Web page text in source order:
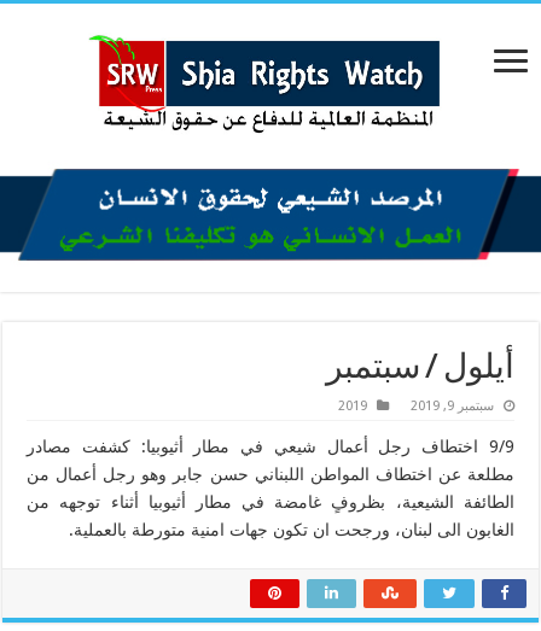
أيلول / سبتمبر
سبتمبر 9, 2019 2019
9/9 اختطاف رجل أعمال شيعي في مطار أثيوبيا: كشفت مصادر
مطلعة عن اختطاف المواطن اللبناني حسن جابر وهو رجل أعمال من
الطائفة الشيعية، بظروفٍ غامضة في مطار أثيوبيا أثناء توجهه من
الغابون الى لبنان، ورجحت ان تكون جهات امنية متورطة بالعملية.